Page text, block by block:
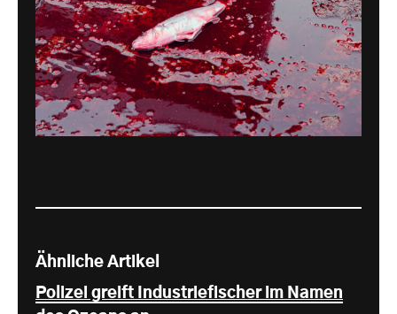
Ähnliche Artikel
Polizei greift Industriefischer im Namen